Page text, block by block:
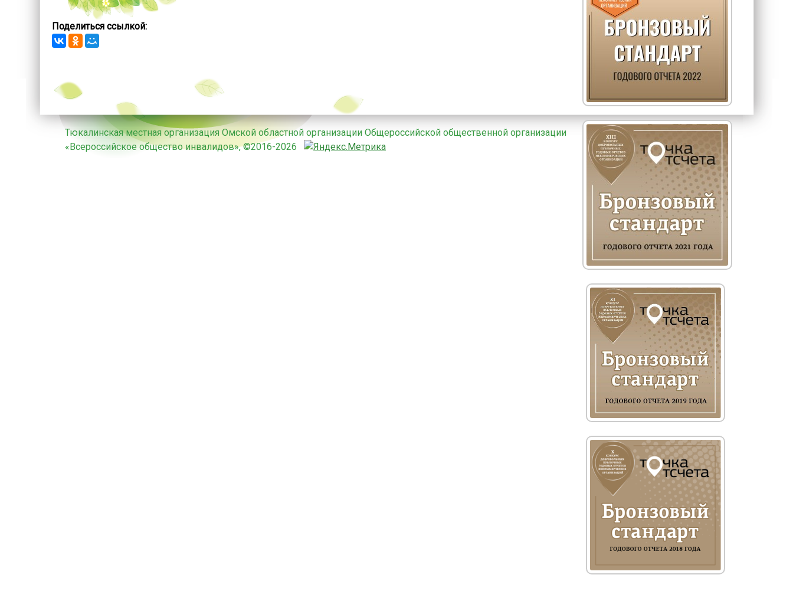
Поделиться ссылкой:
Тюкалинская местная организация Омской областной организации Общероссийской общественной организации
«Всероссийское общество инвалидов», ©2016-2026